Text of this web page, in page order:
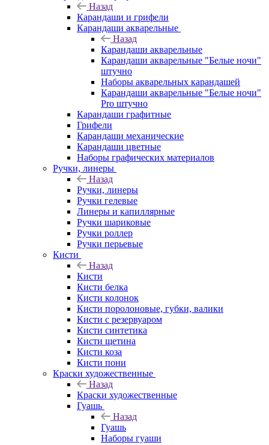
Назад
Карандаши и грифели
Карандаши акварельные
Назад
Карандаши акварельные
Карандаши акварельные "Белые ночи"
штучно
Наборы акварельных карандашей
Карандаши акварельные "Белые ночи"
Pro штучно
Карандаши графитные
Грифели
Карандаши механические
Карандаши цветные
Наборы графических материалов
Ручки, линеры
Назад
Ручки, линеры
Ручки гелевые
Линеры и капиллярные
Ручки шариковые
Ручки роллер
Ручки перьевые
Кисти
Назад
Кисти
Кисти белка
Кисти колонок
Кисти поролоновые, губки, валики
Кисти с резервуаром
Кисти синтетика
Кисти щетина
Кисти коза
Кисти пони
Краски художественные
Назад
Краски художественные
Гуашь
Назад
Гуашь
Наборы гуаши